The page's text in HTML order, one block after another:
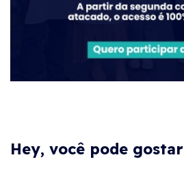
Hey, você pode gostar